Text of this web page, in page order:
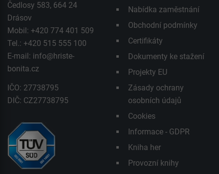
Čedlosy 583, 664 24
Drásov
Mobil: +420 774 401 509
Tel.: +420 515 555 100
E-mail: info@hriste-
bonita.cz
IČO: 27738795
DIČ: CZ27738795
Nabídka zaměstnání
Obchodní podmínky
Certifikáty
Dokumenty ke stažení
Projekty EU
Zásady ochrany
osobních údajů
Cookies
Informace - GDPR
Kniha her
Provozní knihy